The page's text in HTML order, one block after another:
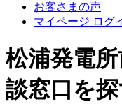
お客さまの声
マイページ ログ
松浦発電
談窓口を